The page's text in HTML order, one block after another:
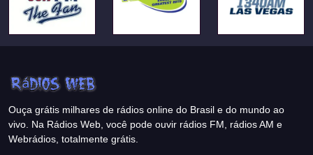
Ouça grátis milhares de rádios online do Brasil e do mundo ao
vivo. Na Rádios Web, você pode ouvir rádios FM, rádios AM e
Webrádios, totalmente grátis.